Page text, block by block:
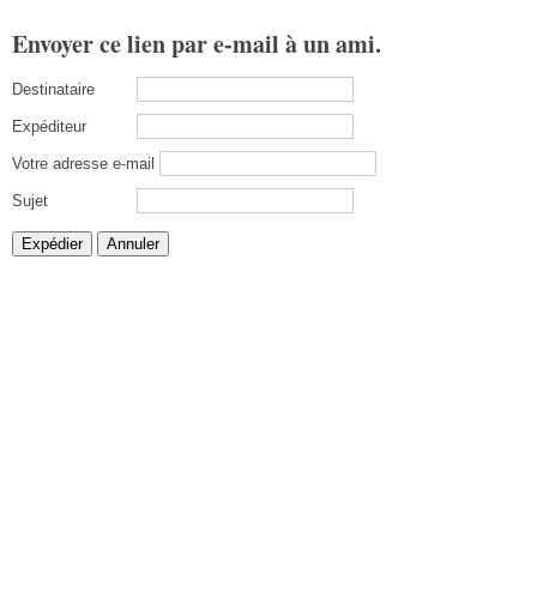
Envoyer ce lien par e-mail à un ami.
Destinataire
Expéditeur
Votre adresse e-mail
Sujet
Expédier Annuler